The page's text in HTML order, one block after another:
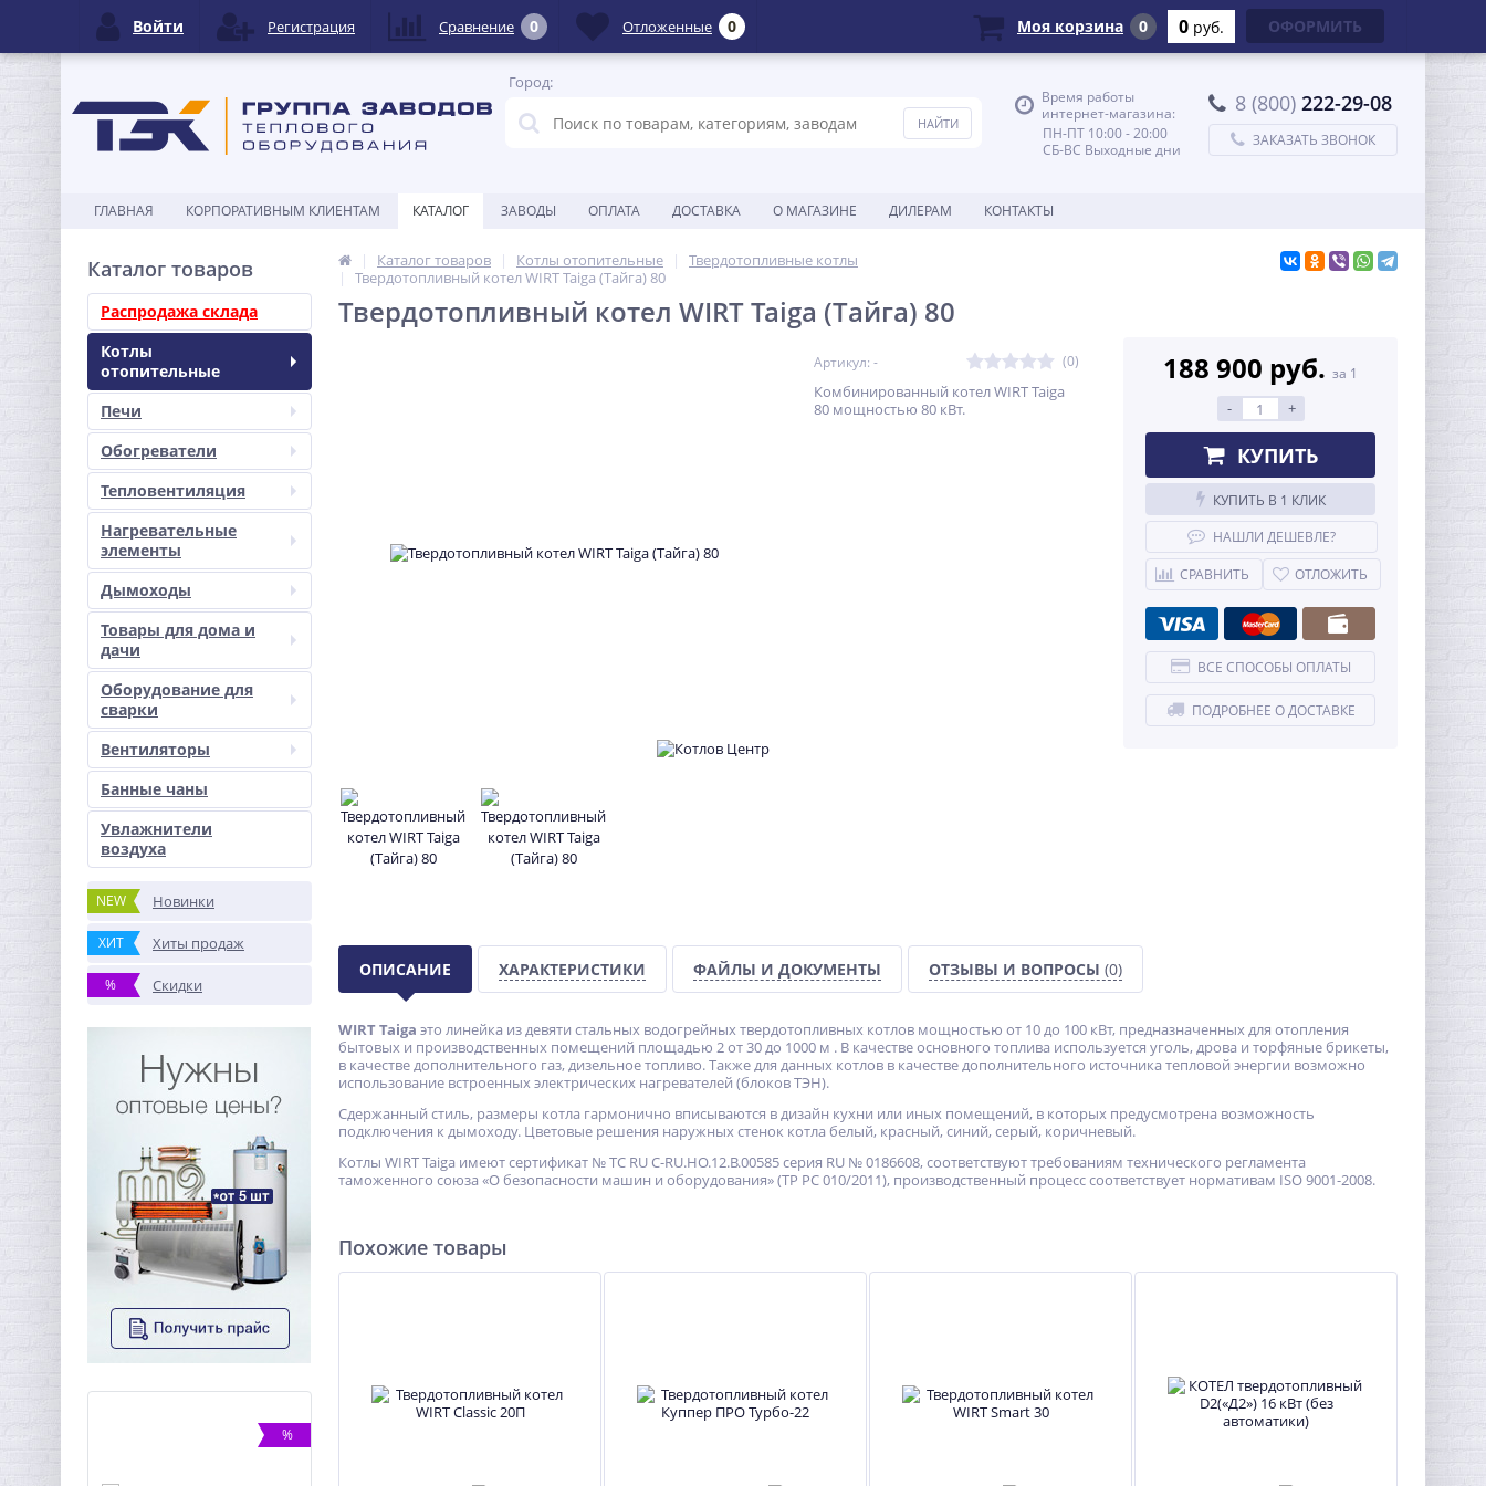
Город:
Время работы
интернет-магазина:
ПН-ПТ 10:00 - 20:00
СБ-ВС Выходные дни
8 (800) 222-29-08
ЗАКАЗАТЬ ЗВОНОК
ГЛАВНАЯ КОРПОРАТИВНЫМ КЛИЕНТАМ КАТАЛОГ ЗАВОДЫ ОПЛАТА ДОСТАВКА О МАГАЗИНЕ ДИЛЕРАМ КОНТАКТЫ
Каталог товаров
Распродажа склада
Котлы
отопительные
Печи
Обогреватели
Тепловентиляция
Нагревательные
элементы
Дымоходы
Товары для дома и
дачи
Оборудование для
сварки
Вентиляторы
Банные чаны
Увлажнители
воздуха
NEW Новинки
ХИТ Хиты продаж
% Скидки
%
Каталог товаров Котлы отопительные
Твердотопливные котлы
Твердотопливный котел WIRT Taiga (Тайга) 80
Твердотопливный котел WIRT Taiga (Тайга) 80
Артикул: - (0)
Комбинированный котел WIRT Taiga
80 мощностью 80 кВт.
188 900 руб. за 1
- +
КУПИТЬ
КУПИТЬ В 1 КЛИК
НАШЛИ ДЕШЕВЛЕ?
СРАВНИТЬ
ОТЛОЖИТЬ
ВСЕ СПОСОБЫ ОПЛАТЫ
ПОДРОБНЕЕ О ДОСТАВКЕ
ОПИСАНИЕ ХАРАКТЕРИСТИКИ ФАЙЛЫ И ДОКУМЕНТЫ ОТЗЫВЫ И ВОПРОСЫ (0)
WIRT Taiga это линейка из девяти стальных водогрейных твердотопливных котлов мощностью от 10 до 100 кВт, предназначенных для отопления
бытовых и производственных помещений площадью 2 от 30 до 1000 м . В качестве основного топлива используется уголь, дрова и торфяные брикеты,
в качестве дополнительного газ, дизельное топливо. Также для данных котлов в качестве дополнительного источника тепловой энергии возможно
использование встроенных электрических нагревателей (блоков ТЭН).
Сдержанный стиль, размеры котла гармонично вписываются в дизайн кухни или иных помещений, в которых предусмотрена возможность
подключения к дымоходу. Цветовые решения наружных стенок котла белый, красный, синий, серый, коричневый.
Котлы WIRT Taiga имеют сертификат № ТС RU C-RU.HO.12.B.00585 серия RU № 0186608, соответствуют требованиям технического регламента
таможенного союза «О безопасности машин и оборудования» (ТР РС 010/2011), производственный процесс соответствует нормативам ISO 9001-2008.
Похожие товары
Войти Регистрация Сравнение 0 Отложенные 0 Моя корзина 0 0 руб. ОФОРМИТЬ